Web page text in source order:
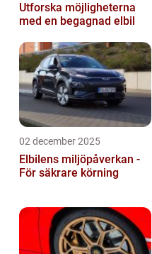
Utforska möjligheterna
med en begagnad elbil
02 december 2025
Elbilens miljöpåverkan -
För säkrare körning